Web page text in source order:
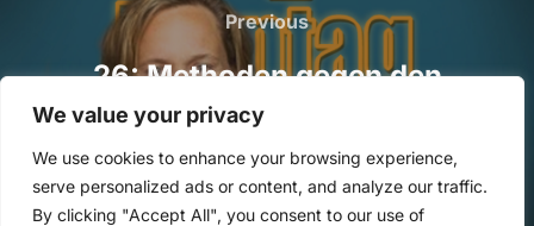
We value your privacy
We use cookies to enhance your browsing experience,
serve personalized ads or content, and analyze our traffic.
By clicking "Accept All", you consent to our use of
Previous
Previous
26: Methoden gegen den
Lagerkoller im Homeoffice mit
Stefanie Selke